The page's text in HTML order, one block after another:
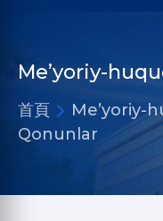
Me’yoriy-
首頁
Me’yoriy-
Qonunlar